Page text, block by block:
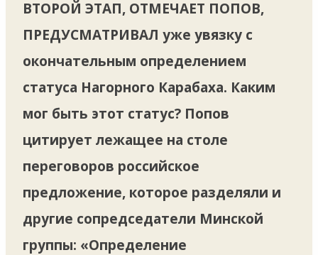
ВТОРОЙ ЭТАП, ОТМЕЧАЕТ ПОПОВ,
ПРЕДУСМАТРИВАЛ уже увязку с
окончательным определением
статуса Нагорного Карабаха. Каким
мог быть этот статус? Попов
цитирует лежащее на столе
переговоров российское
предложение, которое разделяли и
другие сопредседатели Минской
группы: «Определение